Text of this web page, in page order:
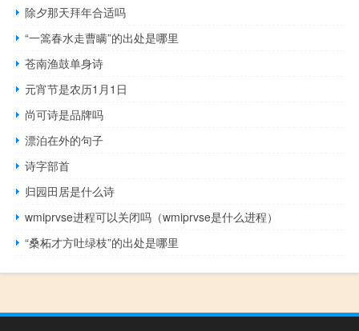
除夕那天拜年合适吗
“一篙春水走曹瞒”的出处是哪里
苍南渔鼓单身诗
元宵节是农历1月1日
尚可诗是品牌吗
漂泊在外的句子
诗字部首
归园田居是什么诗
wmiprvse进程可以关闭吗（wmiprvse是什么进程）
“桑柘才方吐绿枝”的出处是哪里